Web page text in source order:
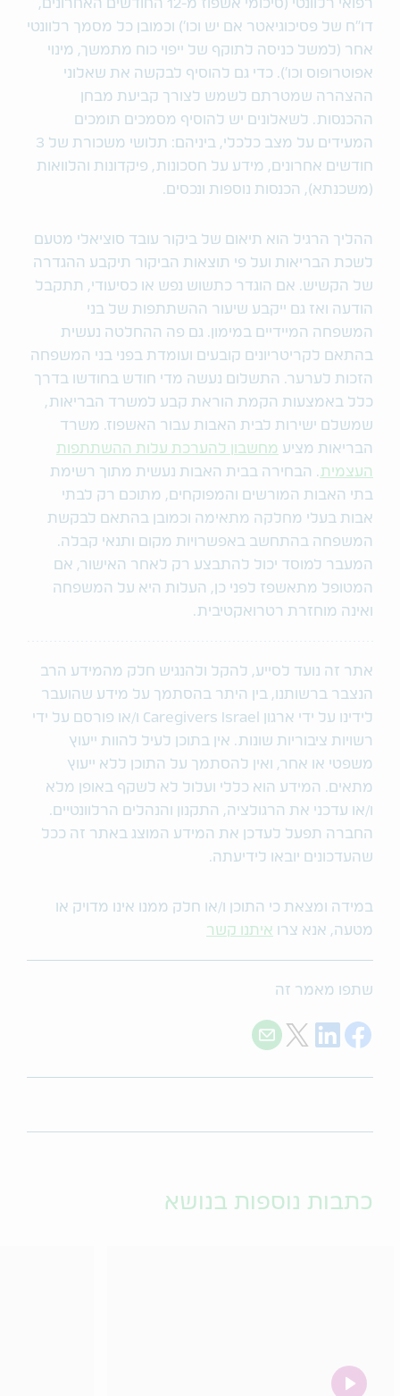
רפואי רלוונטי (סיכומי אשפוז מ-12 החודשים האחרונים,
דו"ח של פסיכוגיאטר אם יש וכו') וכמובן כל מסמך רלוונטי
אחר (למשל כניסה לתוקף של ייפוי כוח מתמשך, מינוי
אפוטרופוס וכו'). כדי גם להוסיף לבקשה את שאלוני
ההצהרה שמטרתם לשמש לצורך קביעת מבחן
ההכנסות. לשאלונים יש להוסיף מסמכים תומכים
המעידים על מצב כלכלי, ביניהם: תלושי משכורת של 3
חודשים אחרונים, מידע על חסכונות, פיקדונות והלוואות
(משכנתא), הכנסות נוספות ונכסים.
ההליך הרגיל הוא תיאום של ביקור עובד סוציאלי מטעם
לשכת הבריאות ועל פי תוצאות הביקור תיקבע ההגדרה
של הקשיש. אם הוגדר כתשוש נפש או כסיעודי, תתקבל
הודעה ואז גם ייקבע שיעור ההשתתפות של בני
המשפחה המיידיים במימון. גם פה ההחלטה נעשית
בהתאם לקריטריונים קובעים ועומדת בפני בני המשפחה
הזכות לערער. התשלום נעשה מדי חודש בחודשו בדרך
כלל באמצעות הקמת הוראת קבע למשרד הבריאות,
שמשלם ישירות לבית האבות עבור האשפוז. משרד
הבריאות מציע מחשבון להערכת עלות ההשתתפות
העצמית. הבחירה בבית האבות נעשית מתוך רשימת
בתי האבות המורשים והמפוקחים, מתוכם רק לבתי
אבות בעלי מחלקה מתאימה וכמובן בהתאם לבקשת
המשפחה בהתחשב באפשרויות מקום ותנאי קבלה.
המעבר למוסד יכול להתבצע רק לאחר האישור, אם
המטופל מתאשפז לפני כן, העלות היא על המשפחה
ואינה מוחזרת רטרואקטיבית.
אתר זה נועד לסייע, להקל ולהנגיש חלק מהמידע הרב
הנצבר ברשותנו, בין היתר בהסתמך על מידע שהועבר
לידינו על ידי ארגון Caregivers Israel ו/או פורסם על ידי
רשויות ציבוריות שונות. אין בתוכן לעיל להוות ייעוץ
משפטי או אחר, ואין להסתמך על התוכן ללא ייעוץ
מתאים. המידע הוא כללי ועלול לא לשקף באופן מלא
ו/או עדכני את הרגולציה, התקנון והנהלים הרלוונטיים.
החברה תפעל לעדכן את המידע המוצג באתר זה ככל
שהעדכונים יובאו לידיעתה.
במידה ומצאת כי התוכן ו/או חלק ממנו אינו מדויק או
מטעה, אנא צרו איתנו קשר
שתפו מאמר זה
Share on Facebook
Share on LinkedIn
Share on Twitter
Share with E-mail
כתבות נוספות בנושא
video